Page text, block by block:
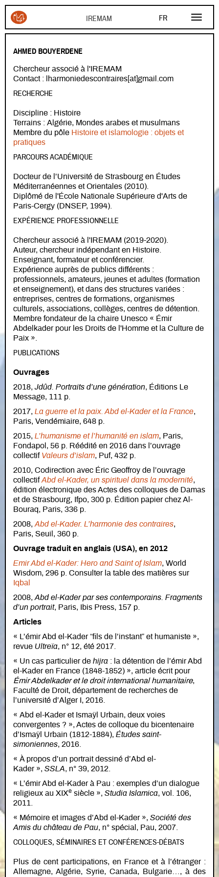
FR
EN
Aller au contenu principal
AHMED BOUYERDENE
Chercheur associé à l'IREMAM
Contact : lharmoniedescontraires[at]gmail.com
RECHERCHE
Discipline : Histoire
Terrains : Algérie, Mondes arabes et musulmans
Membre du pôle Histoire et islamologie : objets et
pratiques
PARCOURS ACADÉMIQUE
Docteur de l’Université de Strasbourg en Études
Méditerranéennes et Orientales (2010).
Diplômé de l'École Nationale Supérieure d'Arts de
Paris-Cergy (DNSEP, 1994).
EXPÉRIENCE PROFESSIONNELLE
Chercheur associé à l'IREMAM (2019-2020).
Auteur, chercheur indépendant en Histoire.
Enseignant, formateur et conférencier.
Expérience auprès de publics différents :
professionnels, amateurs, jeunes et adultes (formation
et enseignement), et dans des structures variées :
entreprises, centres de formations, organismes
culturels, associations, collèges, centres de détention.
Membre fondateur de la chaire Unesco « Émir
Abdelkader pour les Droits de l'Homme et la Culture de
Paix ».
PUBLICATIONS
Ouvrages
2018, Jdûd. Portraits d’une génération, Éditions Le
Message, 111 p.
2017, La guerre et la paix. Abd el-Kader et la France,
Paris, Vendémiaire, 648 p.
2015, L’humanisme et l’humanité en islam, Paris,
Fondapol, 56 p. Réédité en 2016 dans l’ouvrage
collectif Valeurs d’islam, Puf, 432 p.
2010, Codirection avec Éric Geoffroy de l’ouvrage
collectifAbd el-Kader, un spirituel dans la modernité,
édition électronique des Actes des colloques de Damas
et de Strasbourg, Ifpo, 300 p. Édition papier chez Al-
Bouraq, Paris, 336 p.
2008, Abd el-Kader. L’harmonie des contraires,
Paris, Seuil, 360 p.
Ouvrage traduit en anglais (USA), en 2012
Emir Abd el-Kader: Hero and Saint of Islam, World
Wisdom, 296 p. Consulter la table des matières sur
Iqbal
2008, Abd el-Kader par ses contemporains. Fragments
d’un portrait, Paris, Ibis Press, 157 p.
Articles
« L’émir Abd el-Kader “fils de l’instant” et humaniste »,
revue Ultreïa, n° 12, été 2017.
« Un cas particulier de hijra : la détention de l’émir Abd
el-Kader en France (1848-1852) », article écrit pour
Émir Abdelkader et le droit international humanitaire,
Faculté de Droit, département de recherches de
l’université d’Alger I, 2016.
« Abd el-Kader et Ismaÿl Urbain, deux voies
convergentes ? », Actes de colloque du bicentenaire
d’Ismaÿl Urbain (1812-1884), Études saint-
simoniennes, 2016.
« À propos d’un portrait dessiné d’Abd el-
Kader », SSLA, n° 39, 2012.
« L’émir Abd el-Kader à Pau : exemples d’un dialogue
religieux au XIXe siècle », Studia Islamica, vol. 106,
2011.
« Mémoire et images d’Abd el-Kader », Société des
Amis du château de Pau, n° spécial, Pau, 2007.
COLLOQUES, SÉMINAIRES ET CONFÉRENCES-DÉBATS
Plus de cent participations, en France et à l’étranger :
Allemagne, Algérie, Syrie, Canada, Bulgarie…, à des